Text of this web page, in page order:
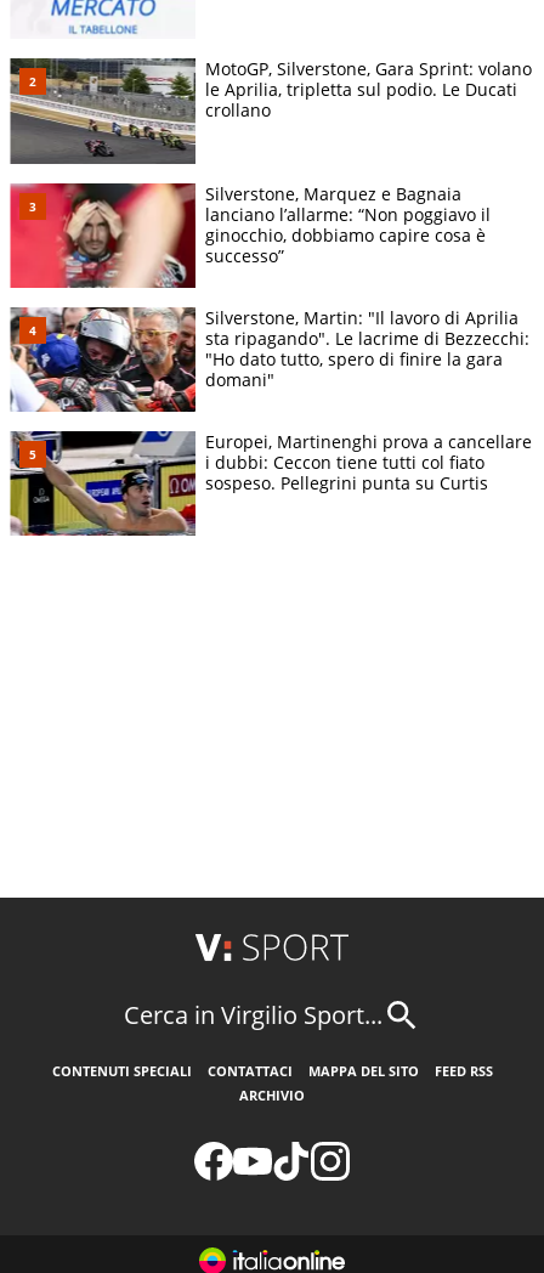
MotoGP, Silverstone, Gara Sprint: volano
le Aprilia, tripletta sul podio. Le Ducati
crollano
Silverstone, Marquez e Bagnaia
lanciano l’allarme: “Non poggiavo il
ginocchio, dobbiamo capire cosa è
successo”
Silverstone, Martin: "Il lavoro di Aprilia
sta ripagando". Le lacrime di Bezzecchi:
"Ho dato tutto, spero di finire la gara
domani"
Europei, Martinenghi prova a cancellare
i dubbi: Ceccon tiene tutti col fiato
sospeso. Pellegrini punta su Curtis
Cerca in Virgilio Sport...
CONTENUTI SPECIALI CONTATTACI MAPPA DEL SITO
FEED RSS
ARCHIVIO